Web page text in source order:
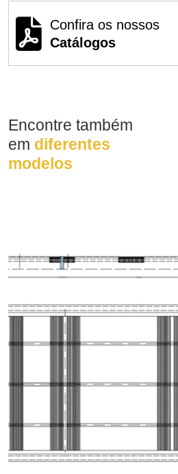
Confira os nossos
Catálogos
Encontre também
em diferentes
modelos